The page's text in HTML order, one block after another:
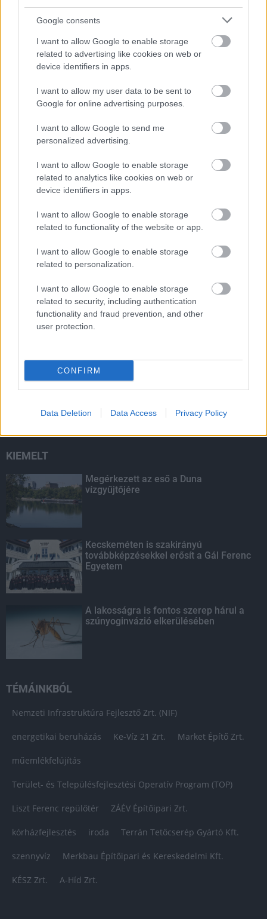
Google consents
I want to allow Google to enable storage
related to advertising like cookies on web or
device identifiers in apps.
I want to allow my user data to be sent to
Google for online advertising purposes.
I want to allow Google to send me
personalized advertising.
I want to allow Google to enable storage
related to analytics like cookies on web or
device identifiers in apps.
I want to allow Google to enable storage
related to functionality of the website or app.
I want to allow Google to enable storage
related to personalization.
I want to allow Google to enable storage
related to security, including authentication
functionality and fraud prevention, and other
user protection.
CONFIRM
Data Deletion Data Access Privacy Policy
másodfokúra csökken a riasztás
HIRDETÉS
HIRDETÉS
HIRDETÉS
LEGOLVASOTTABB
Paks II.: Mit jelent az 5. blokk új
mérföldköve a felülvizsgálat
árnyékában?
Fontos a postaládákba költöző
széncinegék védelme
Amire többmillióan vártunk: szombattól
másodfokúra csökken a riasztás
KIEMELT
Megérkezett az eső a Duna
vízgyűjtőjére
Kecskeméten is szakirányú
továbbképzésekkel erősít a Gál Ferenc
Egyetem
A lakosságra is fontos szerep hárul a
szúnyoginvázió elkerülésében
TÉMÁINKBÓL
Nemzeti Infrastruktúra Fejlesztő Zrt. (NIF)
energetikai beruházás Ke-Víz 21 Zrt. Market Építő Zrt.
műemlékfelújítás
Terület- és Településfejlesztési Operatív Program (TOP)
Liszt Ferenc repülőtér ZÁÉV Építőipari Zrt.
kórházfejlesztés iroda Terrán Tetőcserép Gyártó Kft.
szennyvíz Merkbau Építőipari és Kereskedelmi Kft.
KÉSZ Zrt. A-Híd Zrt.